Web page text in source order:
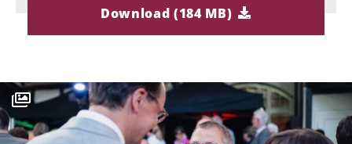
Download (184 MB)